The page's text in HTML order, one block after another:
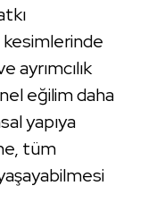
kesimlerinde
ayrımcılık
eğilim daha
yapıya
tüm